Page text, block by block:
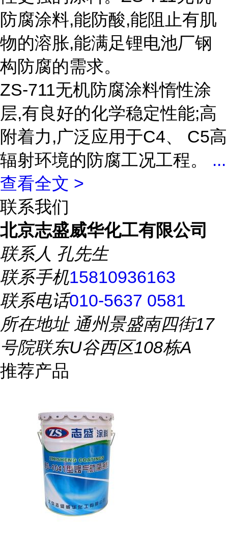
防腐涂料,能防酸,能阻止有肌
物的溶胀,能满足锂电池厂钢
构防腐的需求。
ZS-711无机防腐涂料惰性涂
层,有良好的化学稳定性能;高
附着力,广泛应用于C4、 C5高
辐射环境的防腐工况工程。 ...
查看全文 >
联系我们
北京志盛威华化工有限公司
联系人 孔先生
联系手机15810936163
联系电话010-5637 0581
所在地址通州景盛南四街17
号院联东U谷西区108栋A
推荐产品